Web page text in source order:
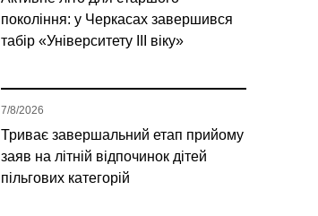
покоління: у Черкасах завершився
табір «Університету ІІІ віку»
Триває завершальний етап прийому
заяв на літній відпочинок дітей
пільгових категорій
7/8/2026